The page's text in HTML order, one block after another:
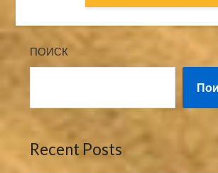
ПОИСК
Recent Posts